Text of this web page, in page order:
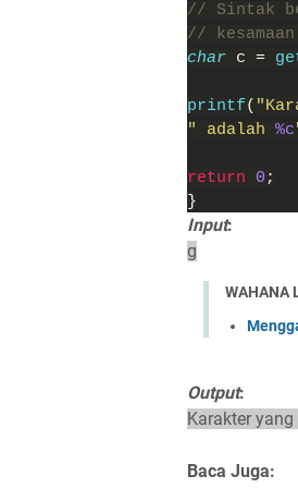
// Sintak
//
char c =
printf(
" adalah %c
return 0 ;
}
Input:
g
WAHANA
Output:
Karakter
Baca Juga: